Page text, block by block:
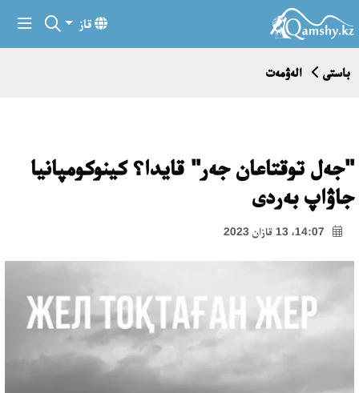
قاز
باستى الەۋمەت
"جەل توقتاعان جەر" قايدا؟ كينوكومپانيا
جاۋاپ بەردى